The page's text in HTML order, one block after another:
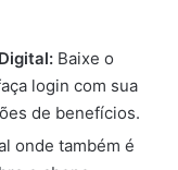
Baixe o
login com sua
de benefícios.
onde também é